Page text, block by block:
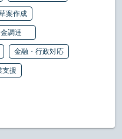
案作成
調達
金融・行政対応
支援